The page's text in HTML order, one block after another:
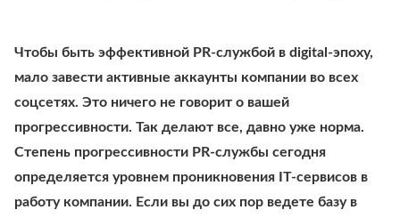
Чтобы быть эффективной PR-службой в digital-эпоху,
мало завести активные аккаунты компании во всех
соцсетях. Это ничего не говорит о вашей
прогрессивности. Так делают все, давно уже норма.
Степень прогрессивности PR-службы сегодня
определяется уровнем проникновения IT-сервисов в
работу компании. Если вы до сих пор ведете базу в